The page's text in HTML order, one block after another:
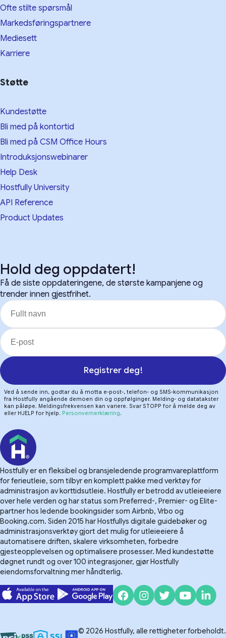
Ofte stilte spørsmål
Markedsføringspartnere
Mediesett
Karriere
Støtte
Kundestøtte
Bli med på kontortid
Bli med på CSM Office Hours
Introduksjonswebinarer
Help Desk
Hostfully University
API Reference
Product Updates
Hold deg oppdatert!
Få de siste oppdateringene, de største kampanjene og
trender innen gjestfrihet.
Registrer deg!
Ved å sende inn, godtar du å motta e-post-, telefon- og SMS-kommunikasjon
fra Hostfully angående demoen din og oppfølginger. Melding- og datatakster
kan påløpe. Meldingsfrekvensen kan variere. Svar STOPP for å melde deg av
eller HJELP for hjelp. Personvernerklæring.
Hostfully er en fleksibel og bransjeledende programvareplattform
for ferieutleie, som tilbyr en komplett pakke med verktøy for
administrasjon av korttidsutleie. Hostfully er betrodd av utleieeiere
over hele verden og har status som Preferred-, Premier- og Elite-
partner hos ledende bookingsider som Airbnb, Vrbo og
Booking.com. Siden 2015 har Hostfullys digitale guidebøker og
administrasjonsverktøy gjort det mulig for utleieeiere å
automatisere driften, skalere virksomheten, forbedre
gjesteopplevelsen og optimalisere prosesser. Med kundestøtte
døgnet rundt og over 100 integrasjoner, gjør Hostfully
eiendomsforvaltning mer håndterlig.
© 2026 Hostfully, alle rettigheter forbeholdt.